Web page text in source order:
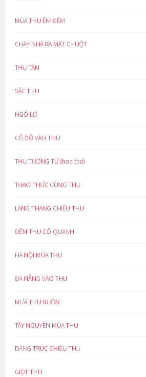
MÙA THU ÊM ĐỀM
CHÁY NHÀ RA MẶT CHUỘT
THU TÀN
SẮC THU
NGÓ LƠ
CỔ ĐỘ VÀO THU
THU TƯƠNG TƯ (hoạ thơ)
THAO THỨC CÙNG THU
LANG THANG CHIỀU THU
ĐÊM THU CÔ QUẠNH
HÀ NỘI MÙA THU
ĐÀ NẴNG VÀO THU
MƯA THU BUỒN
TÂY NGUYÊN MÙA THU
DÁNG TRÚC CHIỀU THU
GIỌT THU